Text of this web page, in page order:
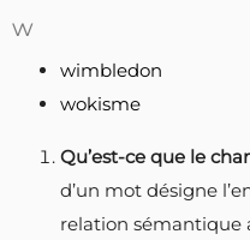
w
wimbledon
wokisme
Qu’est-ce que le
d’un mot désigne
relation sémantique